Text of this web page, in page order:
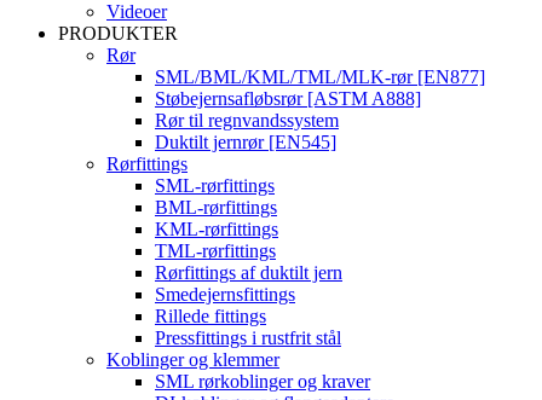
Videoer
PRODUKTER
Rør
SML/BML/KML/TML/MLK-rør [EN877]
Støbejernsafløbsrør [ASTM A888]
Rør til regnvandssystem
Duktilt jernrør [EN545]
Rørfittings
SML-rørfittings
BML-rørfittings
KML-rørfittings
TML-rørfittings
Rørfittings af duktilt jern
Smedejernsfittings
Rillede fittings
Pressfittings i rustfrit stål
Koblinger og klemmer
SML rørkoblinger og kraver